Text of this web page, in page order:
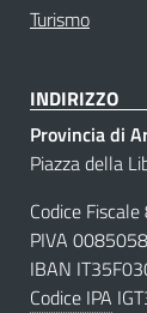
Turismo
INDIRIZZO
Provincia di
Piazza della
Codice
PIVA
IBAN
Codice IPA